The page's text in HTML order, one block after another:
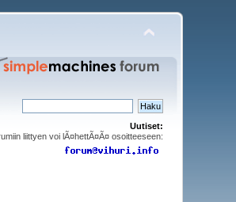
Uutiset:
liittyen voi lÃ¤hettÃ¤Ã¤ osoitteeseen: